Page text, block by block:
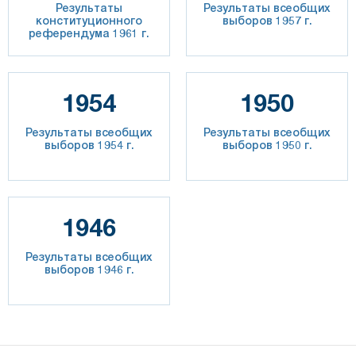
Результаты
конституционного
референдума 1961 г.
Результаты всеобщих
выборов 1957 г.
1954
Результаты всеобщих
выборов 1954 г.
1950
Результаты всеобщих
выборов 1950 г.
1946
Результаты всеобщих
выборов 1946 г.